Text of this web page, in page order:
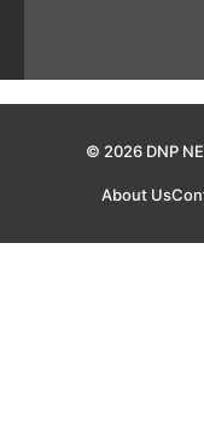
© 2026 DNP
About Us